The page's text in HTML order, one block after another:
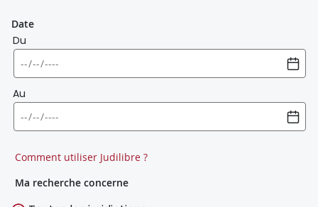
Date
Du
Au
Comment utiliser Judilibre ?
Ma recherche concerne